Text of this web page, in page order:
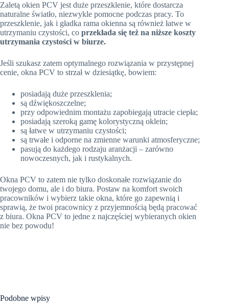
Zaletą okien PCV jest duże przeszklenie, które dostarcza
naturalne światło, niezwykle pomocne podczas pracy. To
przeszklenie, jak i gładka rama okienna są również łatwe w
utrzymaniu czystości, co przekłada się też na niższe koszty
utrzymania czystości w biurze.
Jeśli szukasz zatem optymalnego rozwiązania w przystępnej
cenie, okna PCV to strzał w dziesiątkę, bowiem:
posiadają duże przeszklenia;
są dźwiękoszczelne;
przy odpowiednim montażu zapobiegają utracie ciepła;
posiadają szeroką gamę kolorystyczną oklein;
są łatwe w utrzymaniu czystości;
są trwałe i odporne na zmienne warunki atmosferyczne;
pasują do każdego rodzaju aranżacji – zarówno
nowoczesnych, jak i rustykalnych.
Okna PCV to zatem nie tylko doskonałe rozwiązanie do
twojego domu, ale i do biura. Postaw na komfort swoich
pracowników i wybierz takie okna, które go zapewnią i
sprawią, że twoi pracownicy z przyjemnością będą pracować
z biura. Okna PCV to jedne z najczęściej wybieranych okien
nie bez powodu!
Podobne wpisy